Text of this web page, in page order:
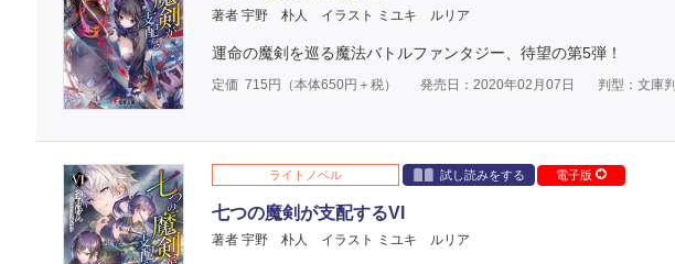
著者 宇野 朴人 イラスト ミユキ ルリア
運命の魔剣を巡る魔法バトルファンタジー、待望の第5弾！
定価 715 円（本体650円＋税） 発売日：2020年02月07日 判型：文庫判
ライトノベル 試し読みをする 電子版
七つの魔剣が支配するVI
著者 宇野 朴人 イラスト ミユキ ルリア